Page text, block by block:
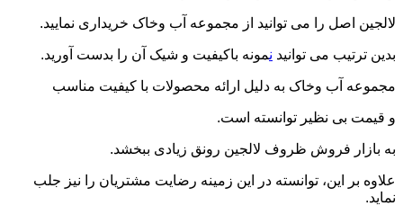
لالجین اصل را می توانید از مجموعه آب وخاک خریداری نمایید.
بدین ترتیب می توانید نمونه باکیفیت و شیک آن را بدست آورید.
مجموعه آب وخاک به دلیل ارائه محصولات با کیفیت مناسب
و قیمت بی نظیر توانسته است.
به بازار فروش ظروف لالجین رونق زیادی ببخشد.
علاوه بر این، توانسته در این زمینه رضایت مشتریان را نیز جلب
نماید.